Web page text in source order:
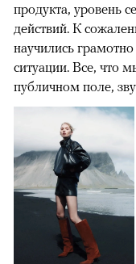
продукта, уровень
действий. К
научились
ситуации. Все, что
публичном поле,